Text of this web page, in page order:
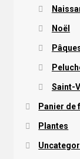
Noël
Saint-
Panier de
Plantes